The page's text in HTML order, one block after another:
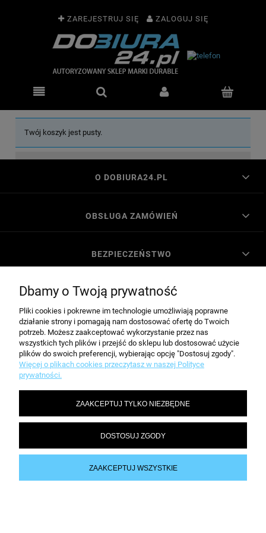
ZAREJESTRUJ SIĘ ZALOGUJ SIĘ
Twój koszyk jest pusty.
O DOBIURA24.PL
OBSŁUGA ZAMÓWIEŃ
BEZPIECZEŃSTWO
MOJE KONTO
POMOC
Informacje i ceny opublikowane na stronie nie stanowią oferty w rozumieniu
przepisów kodeksu cywilnego.
| Telefon (32) 70 50 250 | e-mail:kontakt@dobiura24.pl
Oferowane przez nas artykuły biurowe Durable dostarczamy do każdego
miasta na terenie całej Polski, nie ważne gdzie mieszkasz, dostawa do
Kielc, Rzeszowa, Szczecina, Lubina zawsze wynosi tyle samo.
Przy zamówieniu powyżej 200 zł dostawa zakupionych materiałów biurowych
Dbamy o Twoją prywatność
Pliki cookies i pokrewne im technologie umożliwiają poprawne
działanie strony i pomagają nam dostosować ofertę do Twoich
potrzeb. Możesz zaakceptować wykorzystanie przez nas
wszystkich tych plików i przejść do sklepu lub dostosować użycie
plików do swoich preferencji, wybierając opcję "Dostosuj zgody".
Więcej o plikach cookies przeczytasz w naszej Polityce
prywatności.
ZAAKCEPTUJ TYLKO NIEZBĘDNE
DOSTOSUJ ZGODY
ZAAKCEPTUJ WSZYSTKIE